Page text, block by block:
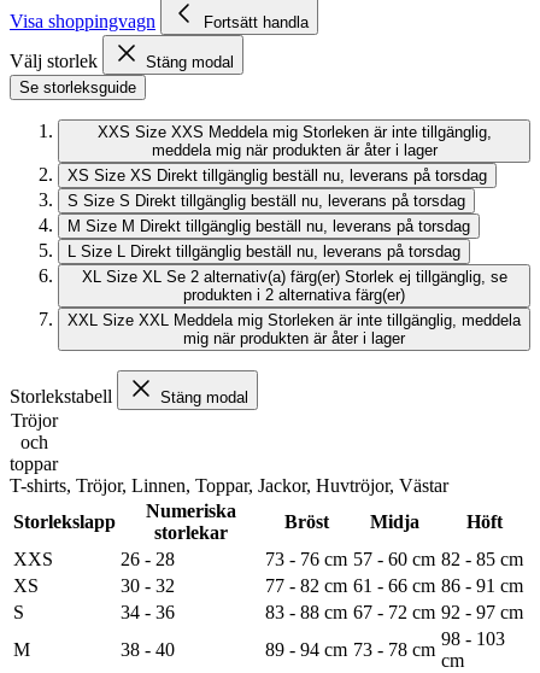
Visa shoppingvagn Fortsätt handla
Välj storlek
Stäng modal
Se storleksguide
XXS Size XXS Meddela mig Storleken är inte tillgänglig,
meddela mig när produkten är åter i lager
XS Size XS Direkt tillgänglig beställ nu, leverans på torsdag
S Size S Direkt tillgänglig beställ nu, leverans på torsdag
M Size M Direkt tillgänglig beställ nu, leverans på torsdag
L Size L Direkt tillgänglig beställ nu, leverans på torsdag
XL Size XL Se 2 alternativ(a) färg(er) Storlek ej tillgänglig, se
produkten i 2 alternativa färg(er)
XXL Size XXL Meddela mig Storleken är inte tillgänglig, meddela
mig när produkten är åter i lager
Storlekstabell Stäng modal
Tröjor
och
toppar
T-shirts, Tröjor, Linnen, Toppar, Jackor, Huvtröjor, Västar
Storlekslapp
Numeriska
storlekar
Bröst Midja
Höft
XXS
26 - 28 73 - 76 cm 57 - 60 cm 82 - 85 cm
XS
30 - 32 77 - 82 cm 61 - 66 cm 86 - 91 cm
S
34 - 36 83 - 88 cm 67 - 72 cm 92 - 97 cm
M
38 - 40 89 - 94 cm 73 - 78 cm
98 - 103
cm